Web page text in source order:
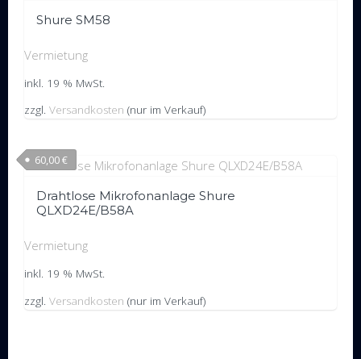
Shure SM58
Vermietung
inkl. 19 % MwSt.
zzgl. Versandkosten (nur im Verkauf)
Drahtlose Mikrofonanlage Shure
QLXD24E/B58A
60,00€
Vermietung
inkl. 19 % MwSt.
zzgl. Versandkosten (nur im Verkauf)
Bereitgestellt von WordPress|Theme: